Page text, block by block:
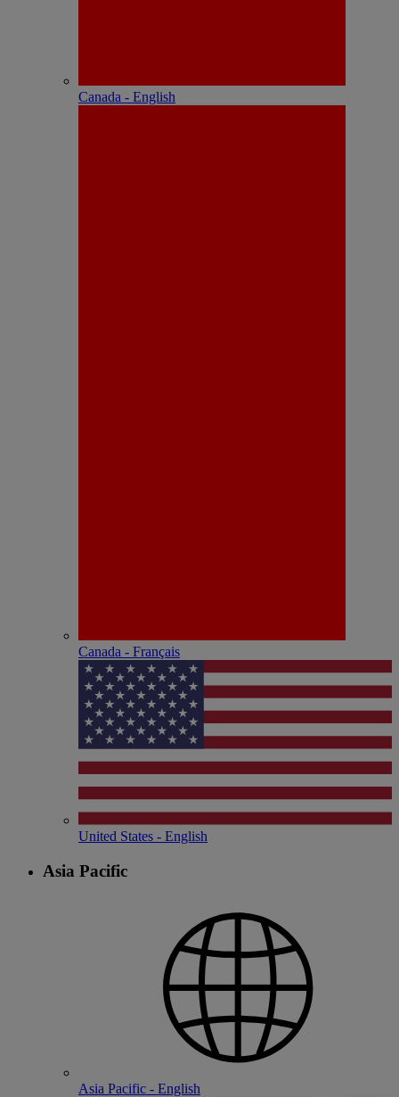
Canada - English
Canada - Français
United States - English
Asia Pacific
Asia Pacific - English